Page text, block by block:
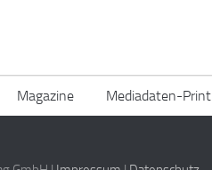
Magazine Mediadaten-Print